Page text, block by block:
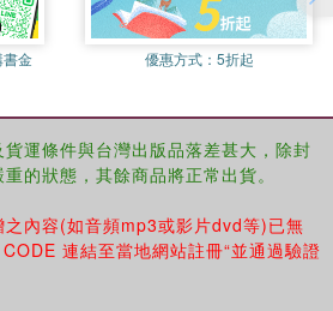
金 優惠方式： 5折起
運條件與台灣出版品落差甚大，除封
的狀態，其餘商品將正常出貨。
內容(如音頻mp3或影片dvd等)已無
連結至當地網站註冊“並通過驗證